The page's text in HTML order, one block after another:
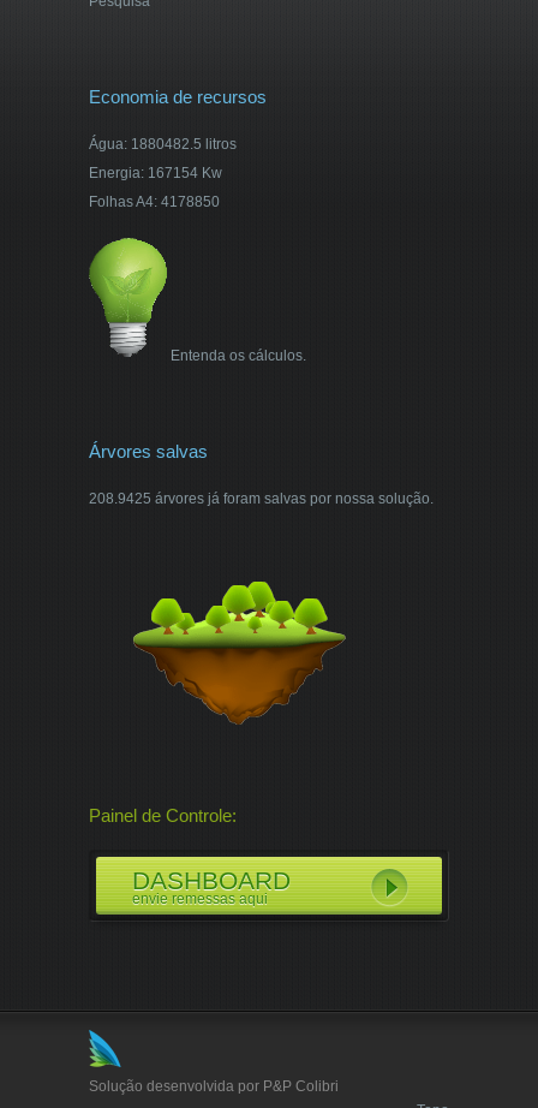
Economia de recursos
Água: 1880482.5 litros
Energia: 167154 Kw
Folhas A4: 4178850
Entenda os cálculos.
Árvores salvas
208.9425 árvores já foram salvas por nossa solução.
Painel de Controle:
DASHBOARD
envie remessas aqui
Solução desenvolvida por P&P Colibri